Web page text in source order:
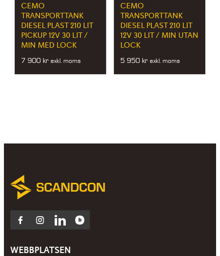
CEMO
TRANSPORTTANK
DIESEL PLAST 210 LIT
PICKUP 12V 30 LIT /
MIN MED LOCK
7 900 kr exkl. moms
CEMO
TRANSPORTTANK
DIESEL PLAST 210 LIT
12V 30 LIT / MIN UTAN
LOCK
5 950 kr exkl. moms
Facebook
Instagram
LinkedInBlocket
WEBBPLATSEN